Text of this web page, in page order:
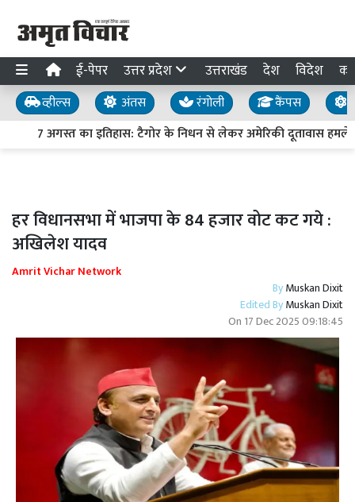
ई-पेपर उत्तर प्रदेश उत्तराखंड देश विदेश
व्हील्स अंतस रंगोली कैंपस
7 अगस्त का इतिहास: टैगोर के निधन से लेकर अमेरिकी दूतावास
हर विधानसभा में भाजपा के 84 हजार वोट कट गये :
अखिलेश यादव
Amrit Vichar Network
ByMuskan Dixit
Edited ByMuskan Dixit
On 17 Dec 2025 09:18:45